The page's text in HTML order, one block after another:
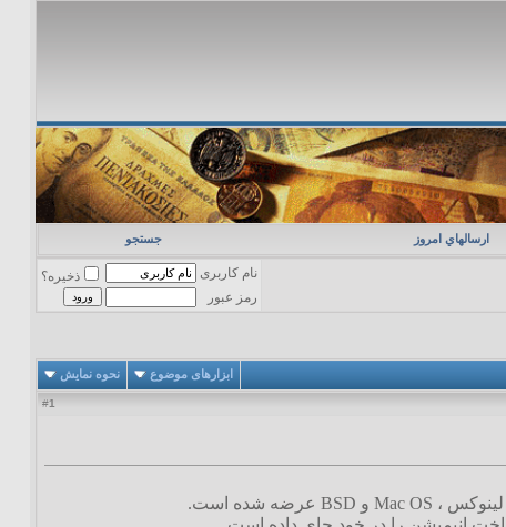
ارسالهاي امروز جستجو
نام کاربری
ذخیره؟
رمز عبور
ابزارهای موضوع نحوه نمایش
1